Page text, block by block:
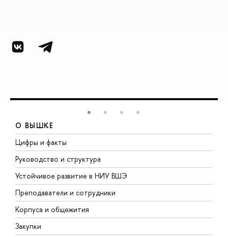
О ВЫШКЕ
Цифры и факты
Руководство и структура
Устойчивое развитие в НИУ ВШЭ
Преподаватели и сотрудники
Корпуса и общежития
Закупки